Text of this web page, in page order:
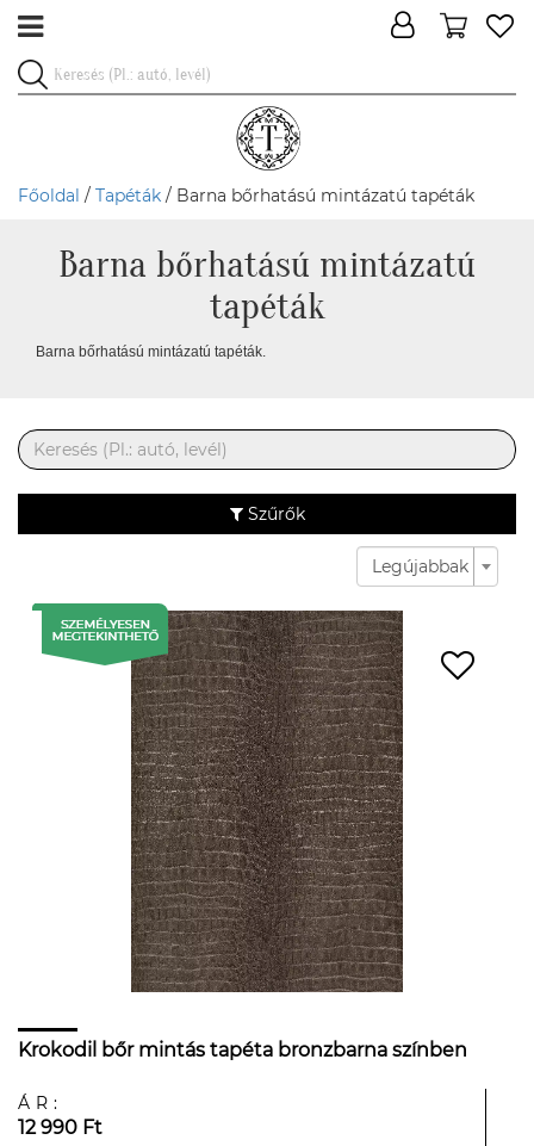
Főoldal / Tapéták / Barna bőrhatású mintázatú tapéták
Barna bőrhatású mintázatú
tapéták
Barna bőrhatású mintázatú tapéták.
Szűrők
Legújabbak
Krokodil bőr mintás tapéta bronzbarna színben
ÁR:
12 990 Ft